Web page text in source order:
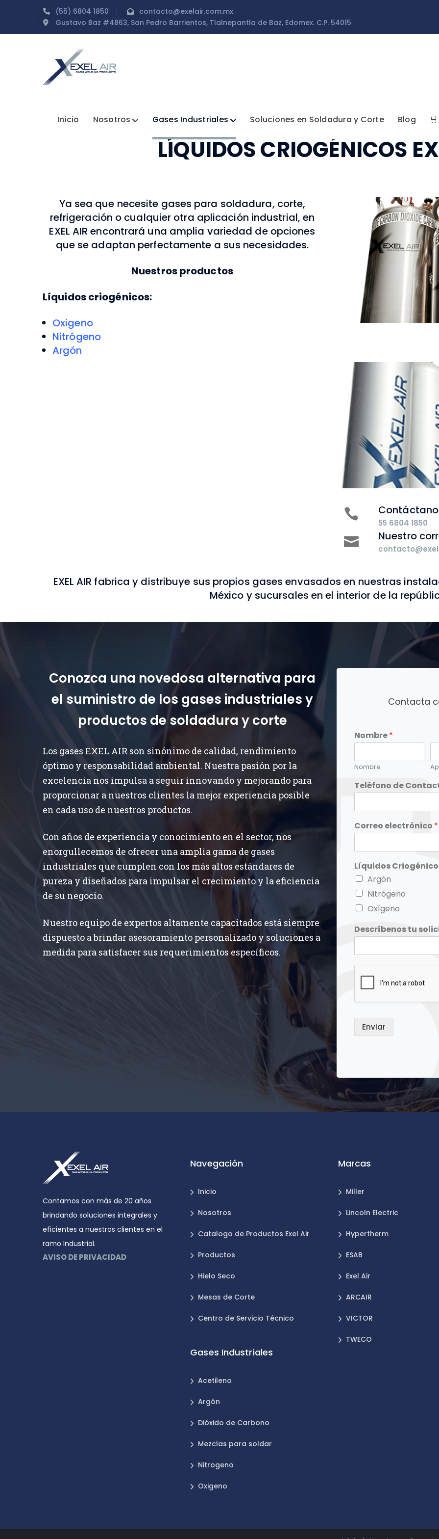
(55) 6804 1850
contacto@exelair.com.mx
Gustavo Baz #4863, San Pedro Barrientos, Tlalnepantla de Baz, Edomex. C.P. 54015
Inicio Nosotros Gases Industriales Soluciones en Soldadura y Corte Blog
LÍQUIDOS CRIOGÉNICOS
Ya sea que necesite gases para soldadura, corte,
refrigeración o cualquier otra aplicación industrial, en
EXEL AIR encontrará una amplia variedad de opciones
que se adaptan perfectamente a sus necesidades.
Nuestros productos
Líquidos criogénicos:
Oxigeno
Nitrógeno
Argón
Los gases EXEL
calidad para
Somos totalmente
propios en
55 6804 1850
Nuestro
EXEL AIR fabrica y distribuye sus propios gases envasados en nuestras
México y sucursales en el interior de la
Conozca una novedosa alternativa para
el suministro de los gases industriales y
productos de soldadura y corte
Los gases EXEL AIR son sinónimo de calidad, rendimiento
óptimo y responsabilidad ambiental. Nuestra pasión por la
excelencia nos impulsa a seguir innovando y mejorando para
proporcionar a nuestros clientes la mejor experiencia posible
en cada uso de nuestros productos.
Con años de experiencia y conocimiento en el sector, nos
enorgullecemos de ofrecer una amplia gama de gases
industriales que cumplen con los más altos estándares de
pureza y diseñados para impulsar el crecimiento y la eficiencia
de su negocio.
Nuestro equipo de expertos altamente capacitados está siempre
dispuesto a brindar asesoramiento personalizado y soluciones a
medida para satisfacer sus requerimientos específicos.
Contacta
Nombre*
Nombre
Teléfono de
Correo electrónico *
Líquidos
Argón
Nitrógeno
Oxígeno
Descríbenos tu
Enviar
Contamos con más de 20 años
brindando soluciones integrales y
eficientes a nuestros clientes en el
ramo Industrial.
AVISO DE PRIVACIDAD
Navegación
Inicio
Nosotros
Catalogo de Productos Exel Air
Productos
Hielo Seco
Mesas de Corte
Centro de Servicio Técnico
Gases Industriales
Acetileno
Argón
Dióxido de Carbono
Mezclas para soldar
Nitrogeno
Oxigeno
Marcas
Miller
Lincoln Electric
Hypertherm
ESAB
Exel Air
ARCAIR
VICTOR
TWECO